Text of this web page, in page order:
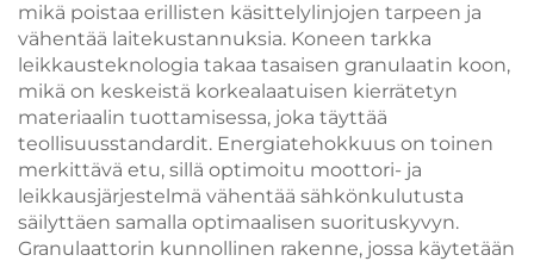
mikä poistaa erillisten käsittelylinjojen tarpeen ja
vähentää laitekustannuksia. Koneen tarkka
leikkausteknologia takaa tasaisen granulaatin koon,
mikä on keskeistä korkealaatuisen kierrätetyn
materiaalin tuottamisessa, joka täyttää
teollisuusstandardit. Energiatehokkuus on toinen
merkittävä etu, sillä optimoitu moottori- ja
leikkausjärjestelmä vähentää sähkönkulutusta
säilyttäen samalla optimaalisen suorituskyvyn.
Granulaattorin kunnollinen rakenne, jossa käytetään